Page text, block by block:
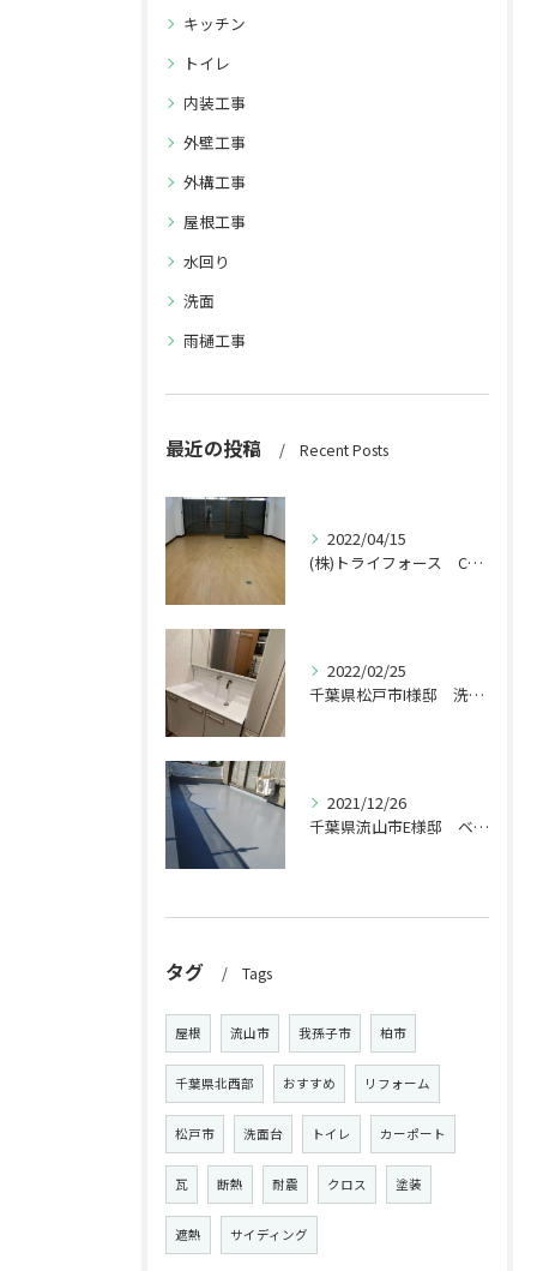
キッチン
トイレ
内装工事
外壁工事
外構工事
屋根工事
水回り
洗面
雨樋工事
最近の投稿 Recent Posts
2022/04/15
(株)トライフォース CF張替え工事
2022/02/25
千葉県松戸市I様邸 洗面台交換工事
2021/12/26
千葉県流山市E様邸 ベランダ工事
タグ Tags
屋根 流山市 我孫子市 柏市
千葉県北西部 おすすめ リフォーム
松戸市 洗面台 トイレ カーポート
瓦 断熱 耐震 クロス 塗装
遮熱 サイディング